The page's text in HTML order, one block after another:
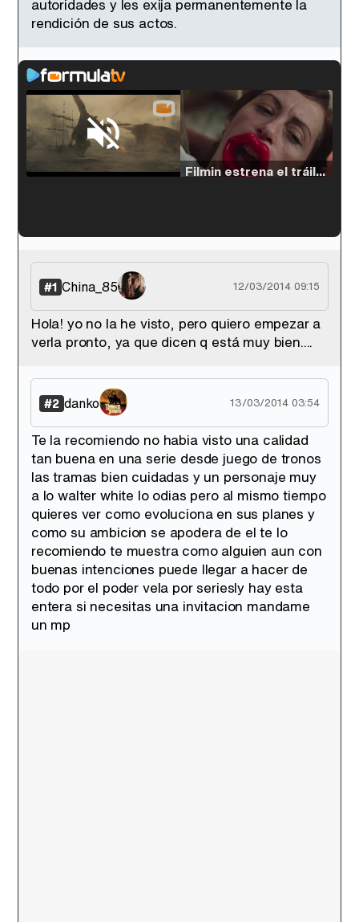
autoridades y les exija permanentemente la
rendición de sus actos.
Loaded
38.64%
Filmin estrena el tráiler de 'Millennial Mal', su nueva comedia universitaria de la mano de Lorena Iglesias
'120 Minutos' celebra sus 2.000 programas en Telemadrid con un vídeo del día a día en la redacción
#1 China_85 12/03/2014 09:15
Hola! yo no la he visto, pero quiero empezar a
verla pronto, ya que dicen q está muy bien....
#2 danko 13/03/2014 03:54
Te la recomiendo no habia visto una calidad
tan buena en una serie desde juego de tronos
las tramas bien cuidadas y un personaje muy
a lo walter white lo odias pero al mismo tiempo
quieres ver como evoluciona en sus planes y
como su ambicion se apodera de el te lo
recomiendo te muestra como alguien aun con
buenas intenciones puede llegar a hacer de
todo por el poder vela por seriesly hay esta
entera si necesitas una invitacion mandame
un mp